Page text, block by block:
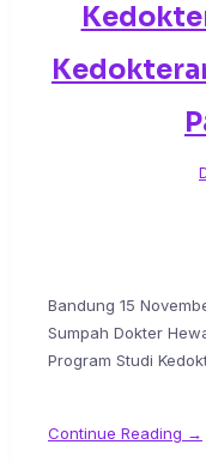
Bandung 15
Sumpah Dokter
Program Studi
Continue Reading →